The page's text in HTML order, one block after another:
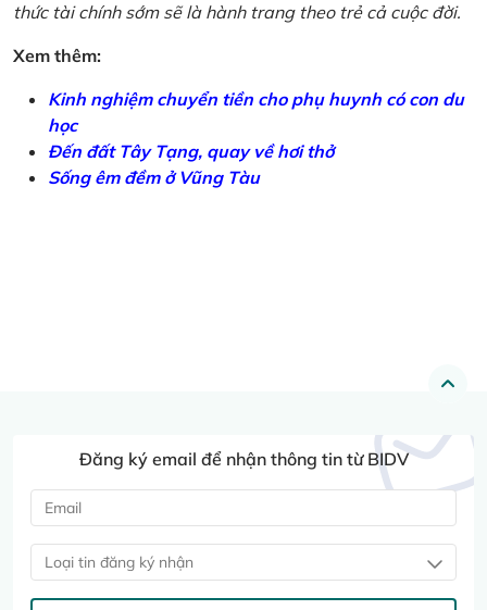
thức tài chính sớm sẽ là hành trang theo trẻ cả cuộc đời.
Xem thêm:
Kinh nghiệm chuyển tiền cho phụ huynh có con du
học
Đến đất Tây Tạng, quay về hơi thở
Sống êm đềm ở Vũng Tàu
Đăng ký email để nhận thông tin từ BIDV
Loại tin đăng ký nhận